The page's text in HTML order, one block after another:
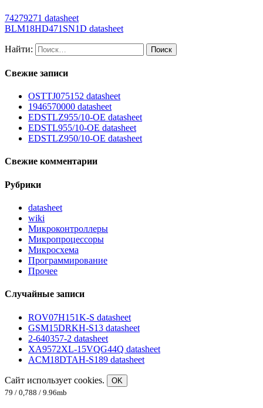
74279271 datasheet
BLM18HD471SN1D datasheet
Найти:
Свежие записи
OSTTJ075152 datasheet
1946570000 datasheet
EDSTLZ955/10-OE datasheet
EDSTL955/10-OE datasheet
EDSTLZ950/10-OE datasheet
Свежие комментарии
Рубрики
datasheet
wiki
Микроконтроллеры
Микропроцессоры
Микросхема
Программирование
Прочее
Случайные записи
ROV07H151K-S datasheet
GSM15DRKH-S13 datasheet
2-640357-2 datasheet
XA9572XL-15VQG44Q datasheet
ACM18DTAH-S189 datasheet
Сайт использует cookies.
OK
79 / 0,788 / 9.96mb